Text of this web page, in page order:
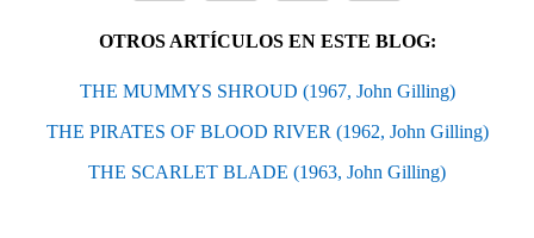
OTROS ARTÍCULOS EN ESTE BLOG:
THE MUMMYS SHROUD (1967, John Gilling)
THE PIRATES OF BLOOD RIVER (1962, John Gilling)
THE SCARLET BLADE (1963, John Gilling)